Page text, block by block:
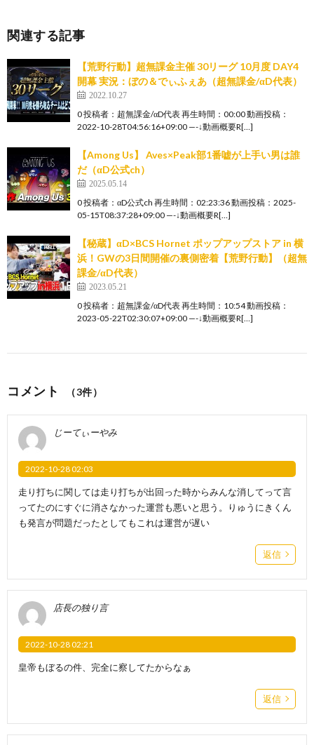
関連する記事
【荒野行動】超無課金主催 30リーグ 10月度 DAY4
開幕 実況：ぼの＆でぃふぇあ（超無課金/αD代表）
2022.10.27
0 投稿者：超無課金/αD代表 再生時間：00:00 動画投稿：
2022-10-28T04:56:16+09:00 —-↓動画概要R[…]
【Among Us】 Aves×Peak部1番嘘が上手い男は誰
だ（αD公式ch）
2025.05.14
0 投稿者：αD公式ch 再生時間：02:23:36 動画投稿：2025-
05-15T08:37:28+09:00 —-↓動画概要R[…]
【秘蔵】αD×BCS Hornet ポップアップストア in 横
浜！GWの3日間開催の裏側密着【荒野行動】（超無
課金/αD代表）
2023.05.21
0 投稿者：超無課金/αD代表 再生時間：10:54 動画投稿：
2023-05-22T02:30:07+09:00 —-↓動画概要R[…]
コメント （3件）
じーてぃーやみ
2022-10-28 02:03
走り打ちに関しては走り打ちが出回った時からみんな消してって言
ってたのにすぐに消さなかった運営も悪いと思う。りゅうにきくん
も発言が問題だったとしてもこれは運営が遅い
返信
店長の独り言
2022-10-28 02:21
皇帝もぼるの件、完全に察してたからなぁ
返信